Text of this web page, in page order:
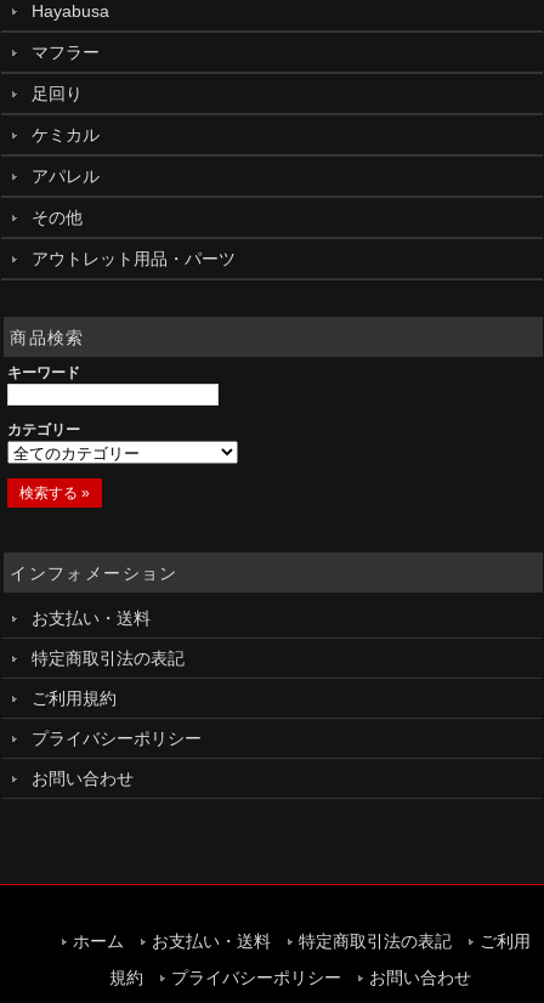
Hayabusa
マフラー
足回り
ケミカル
アパレル
その他
アウトレット用品・パーツ
商品検索
キーワード
カテゴリー
インフォメーション
お支払い・送料
特定商取引法の表記
ご利用規約
プライバシーポリシー
お問い合わせ
ホーム お支払い・送料 特定商取引法の表記
ご利用
規約
プライバシーポリシー お問い合わせ